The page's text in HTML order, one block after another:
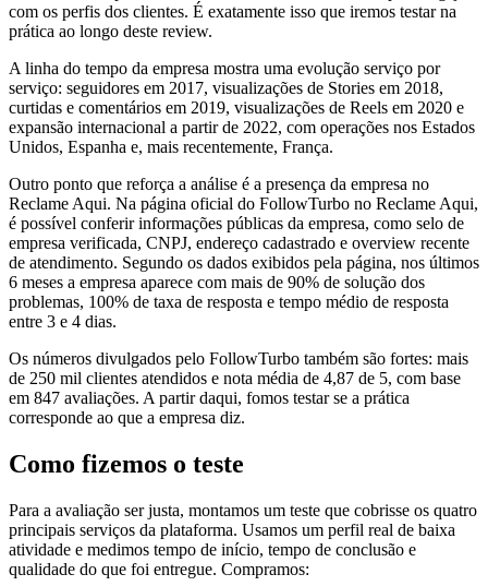
com os perfis dos clientes. É exatamente isso que iremos testar na
prática ao longo deste review.
A linha do tempo da empresa mostra uma evolução serviço por
serviço: seguidores em 2017, visualizações de Stories em 2018,
curtidas e comentários em 2019, visualizações de Reels em 2020 e
expansão internacional a partir de 2022, com operações nos Estados
Unidos, Espanha e, mais recentemente, França.
Outro ponto que reforça a análise é a presença da empresa no
Reclame Aqui. Na página oficial do FollowTurbo no Reclame Aqui,
é possível conferir informações públicas da empresa, como selo de
empresa verificada, CNPJ, endereço cadastrado e overview recente
de atendimento. Segundo os dados exibidos pela página, nos últimos
6 meses a empresa aparece com mais de 90% de solução dos
problemas, 100% de taxa de resposta e tempo médio de resposta
entre 3 e 4 dias.
Os números divulgados pelo FollowTurbo também são fortes: mais
de 250 mil clientes atendidos e nota média de 4,87 de 5, com base
em 847 avaliações. A partir daqui, fomos testar se a prática
corresponde ao que a empresa diz.
Como fizemos o teste
Para a avaliação ser justa, montamos um teste que cobrisse os quatro
principais serviços da plataforma. Usamos um perfil real de baixa
atividade e medimos tempo de início, tempo de conclusão e
qualidade do que foi entregue. Compramos: